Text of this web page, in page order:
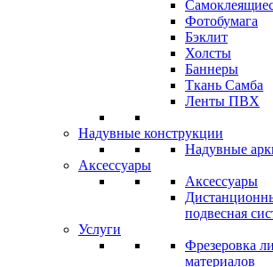
Фотобумага
Бэклит
Холсты
Баннеры
Ткань Самба
Ленты ПВХ
Надувные конструкции
Надувные
Аксессуары
Аксессуары
подвесная
Услуги
Фрезеровка
материалов